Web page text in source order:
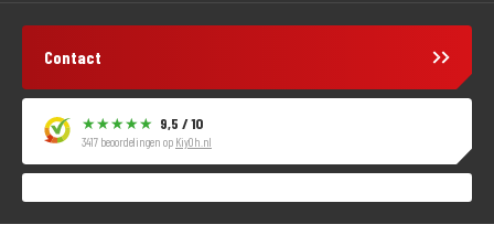
Contact
9,5 / 10
3417 beoordelingen op KiyOh.nl